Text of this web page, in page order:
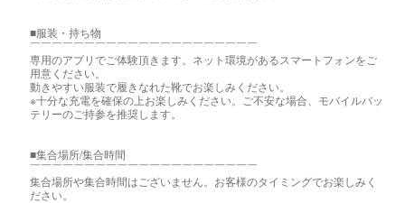
■服装・持ち物
￣￣￣￣￣￣￣￣￣￣￣￣￣￣￣￣￣￣￣￣￣
専用のアプリでご体験頂きます。ネット環境があるスマートフォンをご
用意ください。
動きやすい服装で履きなれた靴でお楽しみください。
※十分な充電を確保の上お楽しみください。ご不安な場合、モバイルバッ
テリーのご持参を推奨します。
■集合場所/集合時間
￣￣￣￣￣￣￣￣￣￣￣￣￣￣￣￣￣￣￣￣￣
集合場所や集合時間はございません。お客様のタイミングでお楽しみく
ださい。